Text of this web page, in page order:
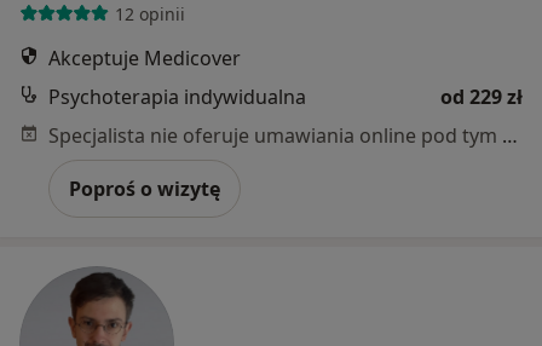
12 opinii
Akceptuje Medicover
Psychoterapia indywidualna
od 229 zł
Specjalista nie oferuje umawiania online pod tym adresem.
Poproś o wizytę